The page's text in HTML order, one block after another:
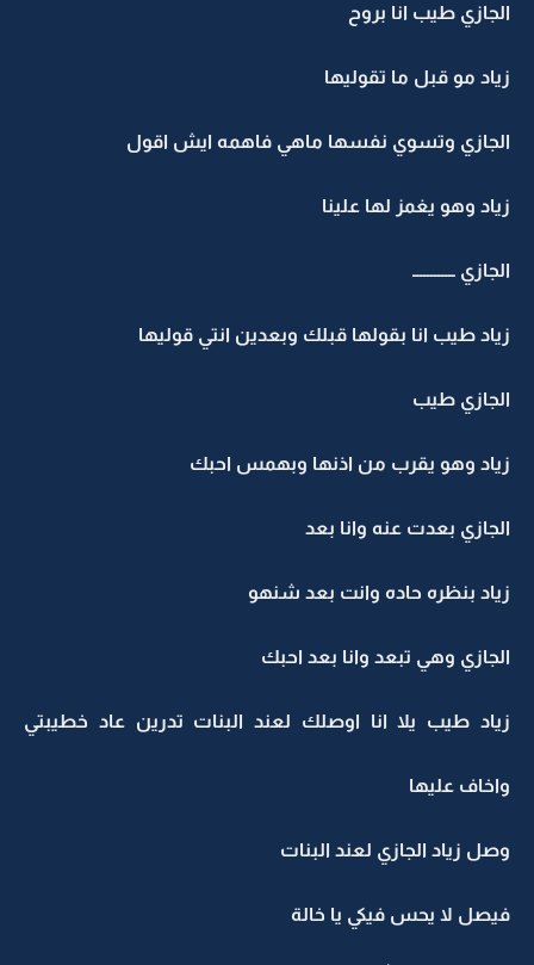
الجازي طيب انا بروح
زياد مو قبل ما تقوليها
الجازي وتسوي نفسها ماهي فاهمه ايش اقول
زياد وهو يغمز لها علينا
الجازي ــــــــــــ
زياد طيب انا بقولها قبلك وبعدين انتي قوليها
الجازي طيب
زياد وهو يقرب من اذنها وبهمس احبك
الجازي بعدت عنه وانا بعد
زياد بنظره حاده وانت بعد شنهو
الجازي وهي تبعد وانا بعد احبك
زياد طيب يلا انا اوصلك لعند البنات تدرين عاد خطيبتي
واخاف عليها
وصل زياد الجازي لعند البنات
فيصل لا يحس فيكي يا خالة